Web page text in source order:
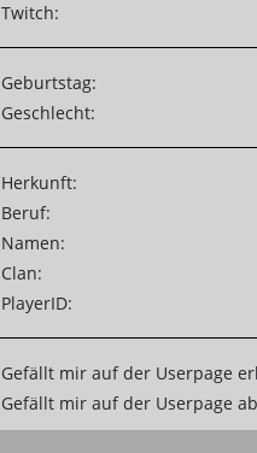
Twitch:
Geburtstag:
Geschlecht:
Herkunft:
Beruf:
Namen:
Clan:
PlayerID:
Gefällt mir auf der Userpage
Gefällt mir auf der Userpage